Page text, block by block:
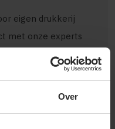
Over
eigen drukkerij
met onze experts